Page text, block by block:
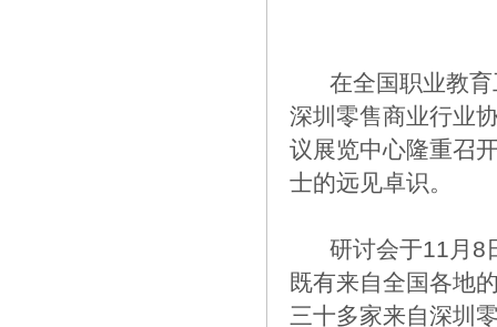
在全国职业教育
深圳零售商业行业
议展览中心隆重召
士的远见卓识。
研讨会于11月8日
既有来自全国各地
三十多家来自深圳